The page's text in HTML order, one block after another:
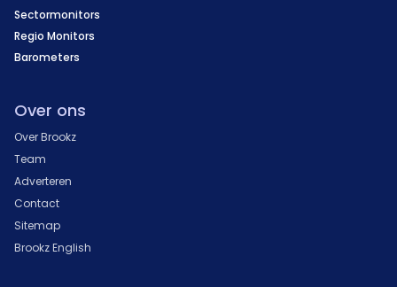
Sectormonitors
Regio Monitors
Barometers
Over ons
Over Brookz
Team
Adverteren
Contact
Sitemap
Brookz English